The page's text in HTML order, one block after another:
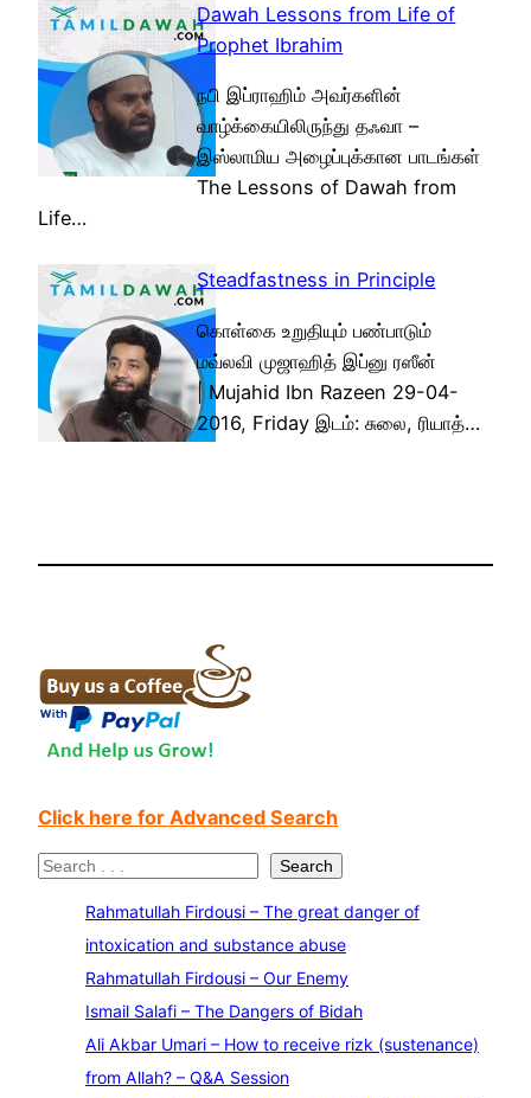
Dawah Lessons from Life of
Prophet Ibrahim
நபி இப்ராஹிம் அவர்களின்
வாழ்க்கையிலிருந்து தஃவா –
இஸ்லாமிய அழைப்புக்கான பாடங்கள்
The Lessons of Dawah from
Life…
Steadfastness in Principle
கொள்கை உறுதியும் பண்பாடும்
மவ்லவி முஜாஹித் இப்னு ரஸீன்
| Mujahid Ibn Razeen 29-04-
2016, Friday இடம்: சுலை, ரியாத்…
Click here for Advanced Search
S
Search
Rahmatullah Firdousi – The great danger of
intoxication and substance abuse
Rahmatullah Firdousi – Our Enemy
Ismail Salafi – The Dangers of Bidah
Ali Akbar Umari – How to receive rizk (sustenance)
from Allah? – Q&A Session